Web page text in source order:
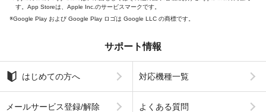
す。App Storeは、Apple Inc.のサービスマークです。
Google Play および Google Play ロゴは Google LLC の商標です。
サポート情報
はじめての方へ 対応機種一覧
メールサービス登録/解除 よくある質問